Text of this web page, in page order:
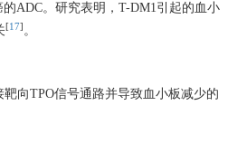
ADC。研究表明，T-DM1引起的血小
[17] 。
向TPO信号通路并导致血小板减少的